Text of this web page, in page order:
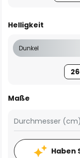
Helligkeit
Dunkel
Maße
Durchmesser
Haben